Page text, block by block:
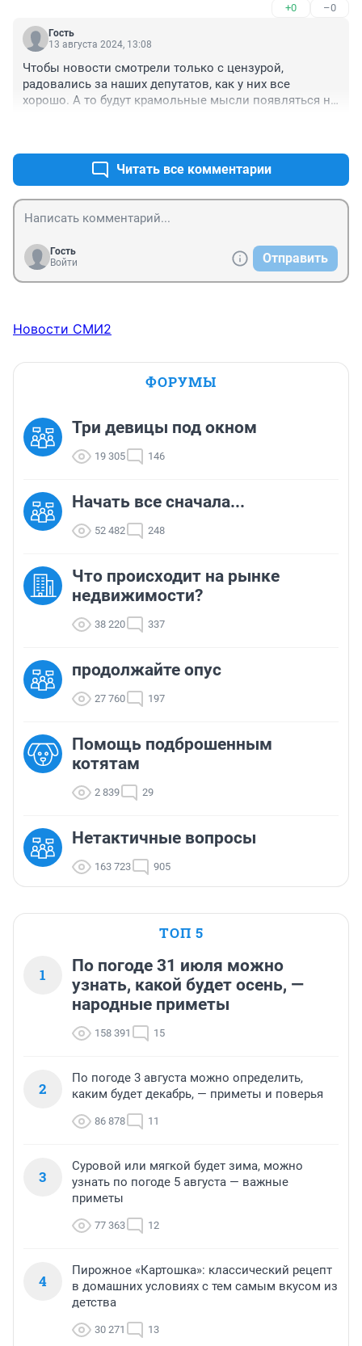
+0 –0
Гость
13 августа 2024, 13:08
Чтобы новости смотрели только с цензурой,
радовались за наших депутатов, как у них все
хорошо. А то будут крамольные мысли появляться на
Читать все комментарии
Гость
Войти
Отправить
Новости СМИ2
ФОРУМЫ
Три девицы под окном
19 305 146
Начать все сначала...
52 482 248
Что происходит на рынке
недвижимости?
38 220 337
продолжайте опус
27 760 197
Помощь подброшенным
котятам
2 839 29
Нетактичные вопросы
163 723 905
ТОП 5
1
По погоде 31 июля можно
узнать, какой будет осень, —
народные приметы
158 391 15
2
По погоде 3 августа можно определить,
каким будет декабрь, — приметы и поверья
86 878 11
3
Суровой или мягкой будет зима, можно
узнать по погоде 5 августа — важные
приметы
77 363 12
4
Пирожное «Картошка»: классический рецепт
в домашних условиях с тем самым вкусом из
детства
30 271 13